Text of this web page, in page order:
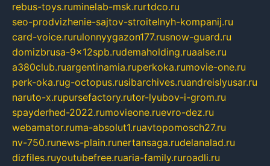
rebus-toys.ruminelab-msk.rurtdco.ru
seo-prodvizhenie-sajtov-stroitelnyh-kompanij.ru
card-voice.rurulonnyygazon177.rusnow-guard.ru
domizbrusa-9x12spb.rudemaholding.ruaalse.ru
a380club.ruargentinamia.ruperkoka.rumovie-one.ru
perk-oka.rug-octopus.rusibarchives.ruandreislyusar.ru
naruto-x.rupursefactory.rutor-lyubov-i-grom.ru
spayderhed-2022.rumovieone.ruevro-dez.ru
webamator.ruma-absolut1.ruavtopomosch27.ru
nv-750.runews-plain.runertansaga.rudelanalad.ru
dizfiles.ruyoutubefree.ruaria-family.ruroadli.ru